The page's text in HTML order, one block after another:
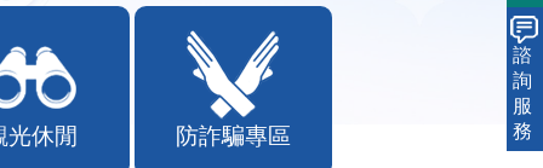
光休閒 防詐騙專區
諮
詢
服
務